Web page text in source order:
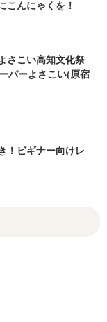
こんにゃくを！
さこい高知文化祭
パーよさこい(原宿
！ビギナー向けレ